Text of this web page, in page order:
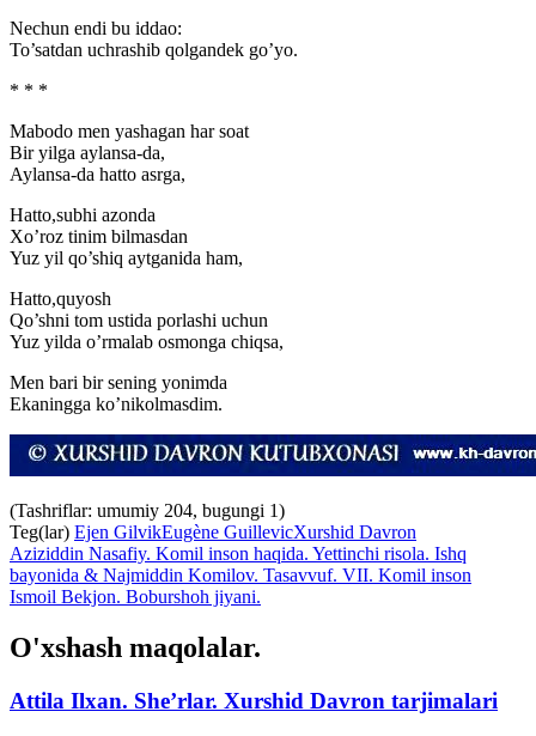
Nechun endi bu iddao:
To’satdan uchrashib qolgandek go’yo.
* * *
Mabodo men yashagan har soat
Bir yilga aylansa-da,
Aylansa-da hatto asrga,
Hatto,subhi azonda
Xo’roz tinim bilmasdan
Yuz yil qo’shiq aytganida ham,
Hatto,quyosh
Qo’shni tom ustida porlashi uchun
Yuz yilda o’rmalab osmonga chiqsa,
Men bari bir sening yonimda
Ekaningga ko’nikolmasdim.
(Tashriflar: umumiy 204, bugungi 1)
Teg(lar) Ejen GilvikEugène GuillevicXurshid Davron
Aziziddin Nasafiy. Komil inson haqida. Yettinchi risola. Ishq
bayonida & Najmiddin Komilov. Tasavvuf. VII. Komil inson
Ismoil Bekjon. Boburshoh jiyani.
O'xshash maqolalar.
Attila Ilxan. She’rlar. Xurshid Davron tarjimalari